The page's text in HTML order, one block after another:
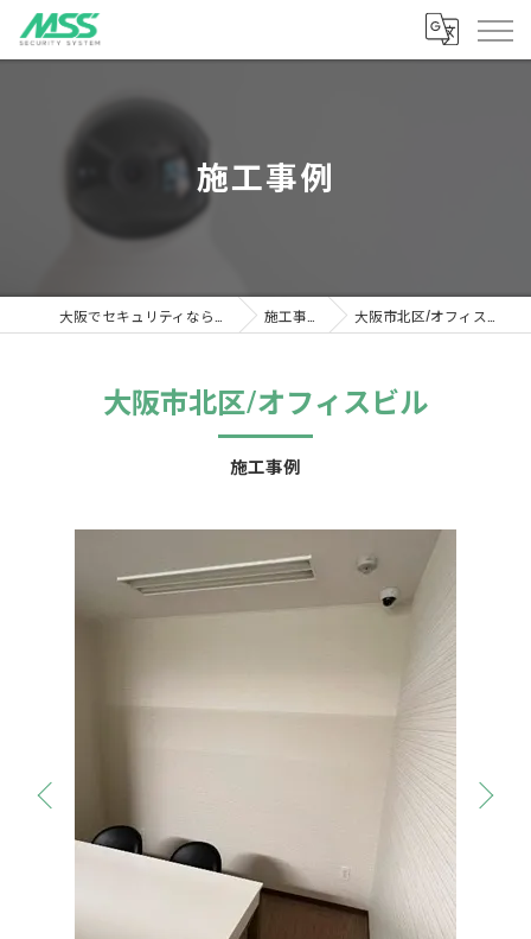
施工事例
施工事例 大阪市北区/オフィスビル
施工事例
大阪市北区/オフィスビル